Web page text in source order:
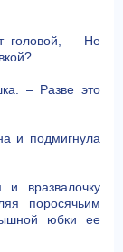
головой, – Не
– Разве это
и подмигнула
вразвалочку
поросячьим
юбки ее